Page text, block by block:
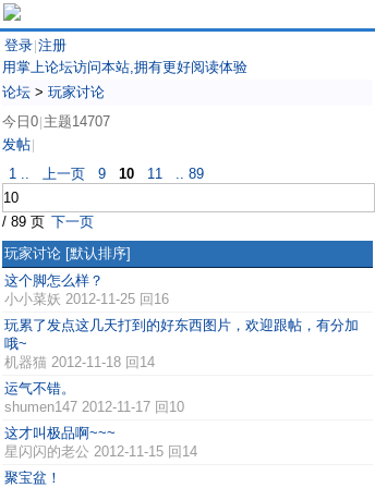
登录 注册
用掌上论坛访问本站,拥有更好阅读体验
论坛 > 玩家讨论
今日0 主题14707
发帖
1 .. 上一页 9 10 11 .. 89
/ 89 页 下一页
玩家讨论 [默认排序]
这个脚怎么样？
小小菜妖 2012-11-25 回16
玩累了发点这几天打到的好东西图片，欢迎跟帖，有分加
哦~
机器猫 2012-11-18 回14
运气不错。
shumen147 2012-11-17 回10
这才叫极品啊~~~
星闪闪的老公 2012-11-15 回14
聚宝盆！